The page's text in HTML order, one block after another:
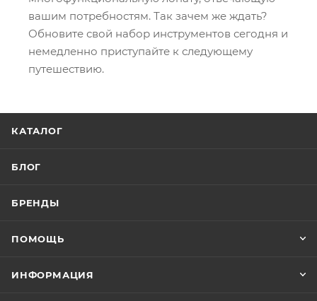
вашим потребностям. Так зачем же ждать?
Обновите свой набор инструментов сегодня и
немедленно приступайте к следующему
путешествию.
КАТАЛОГ
БЛОГ
БРЕНДЫ
ПОМОЩЬ
ИНФОРМАЦИЯ